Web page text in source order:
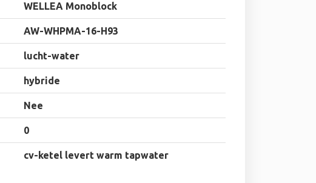
WELLEA Monoblock
AW-WHPMA-16-H93
lucht-water
hybride
Nee
0
cv-ketel levert warm tapwater